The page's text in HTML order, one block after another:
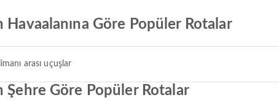
Havaalanına Göre Popüler Rotalar
arası uçuşlar
Şehre Göre Popüler Rotalar